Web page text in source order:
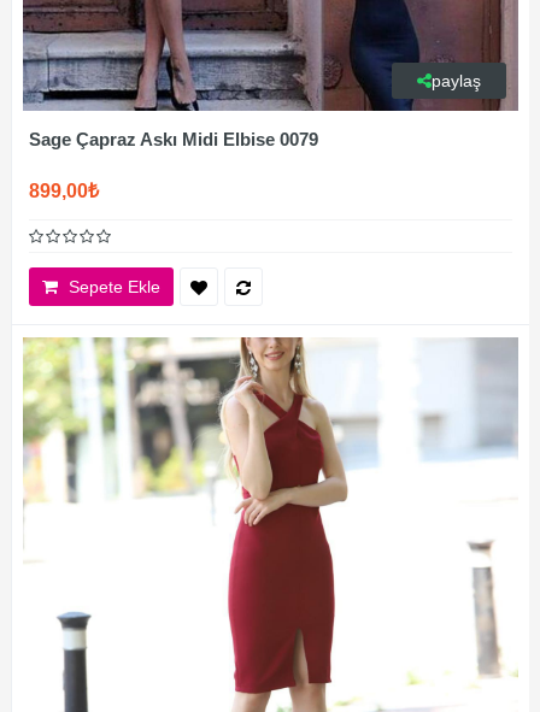
paylaş
Sage Çapraz Askı Midi Elbise 0079
899,00₺
Sepete Ekle